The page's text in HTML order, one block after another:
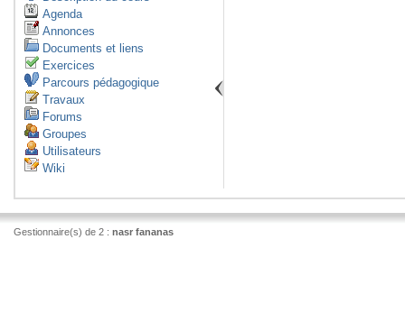
Agenda
Annonces
Documents et liens
Exercices
Parcours pédagogique
Travaux
Forums
Groupes
Utilisateurs
Wiki
Gestionnaire(s) de 2 : nasr fananas